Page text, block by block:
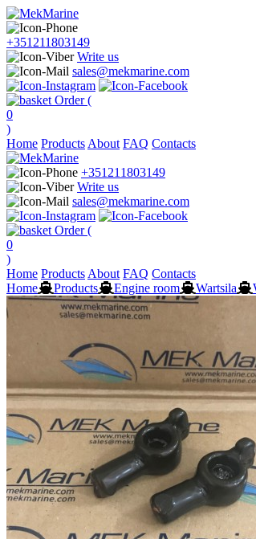
+351211803149
Write us
sales@mekmarine.com
Order (
0
)
Home Products About FAQ Contacts
+351211803149
Write us
sales@mekmarine.com
Order (
0
)
Home Products About FAQ Contacts
Home
Products Engine room Wartsila